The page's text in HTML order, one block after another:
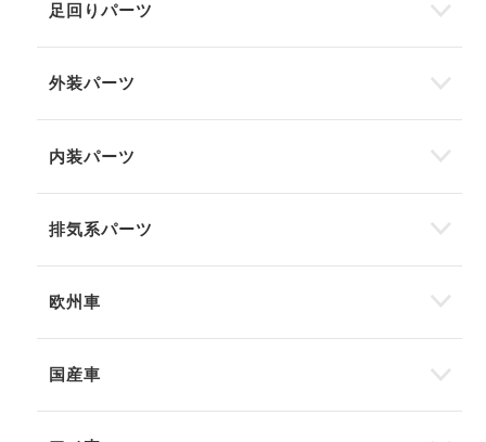
足回りパーツ
外装パーツ
内装パーツ
排気系パーツ
欧州車
国産車